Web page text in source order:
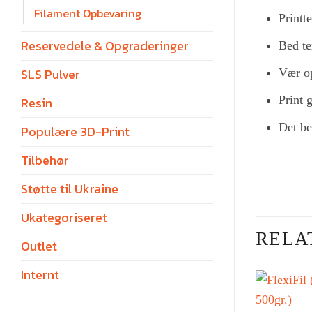
Filament Opbevaring
Reservedele & Opgraderinger
SLS Pulver
Resin
Populære 3D-Print
Tilbehør
Støtte til Ukraine
Ukategoriseret
Outlet
Internt
Bed
Vær
Print
Det